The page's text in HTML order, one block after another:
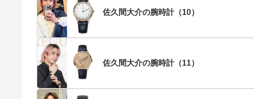
佐久間大介の腕時計（10）
佐久間大介の腕時計（11）